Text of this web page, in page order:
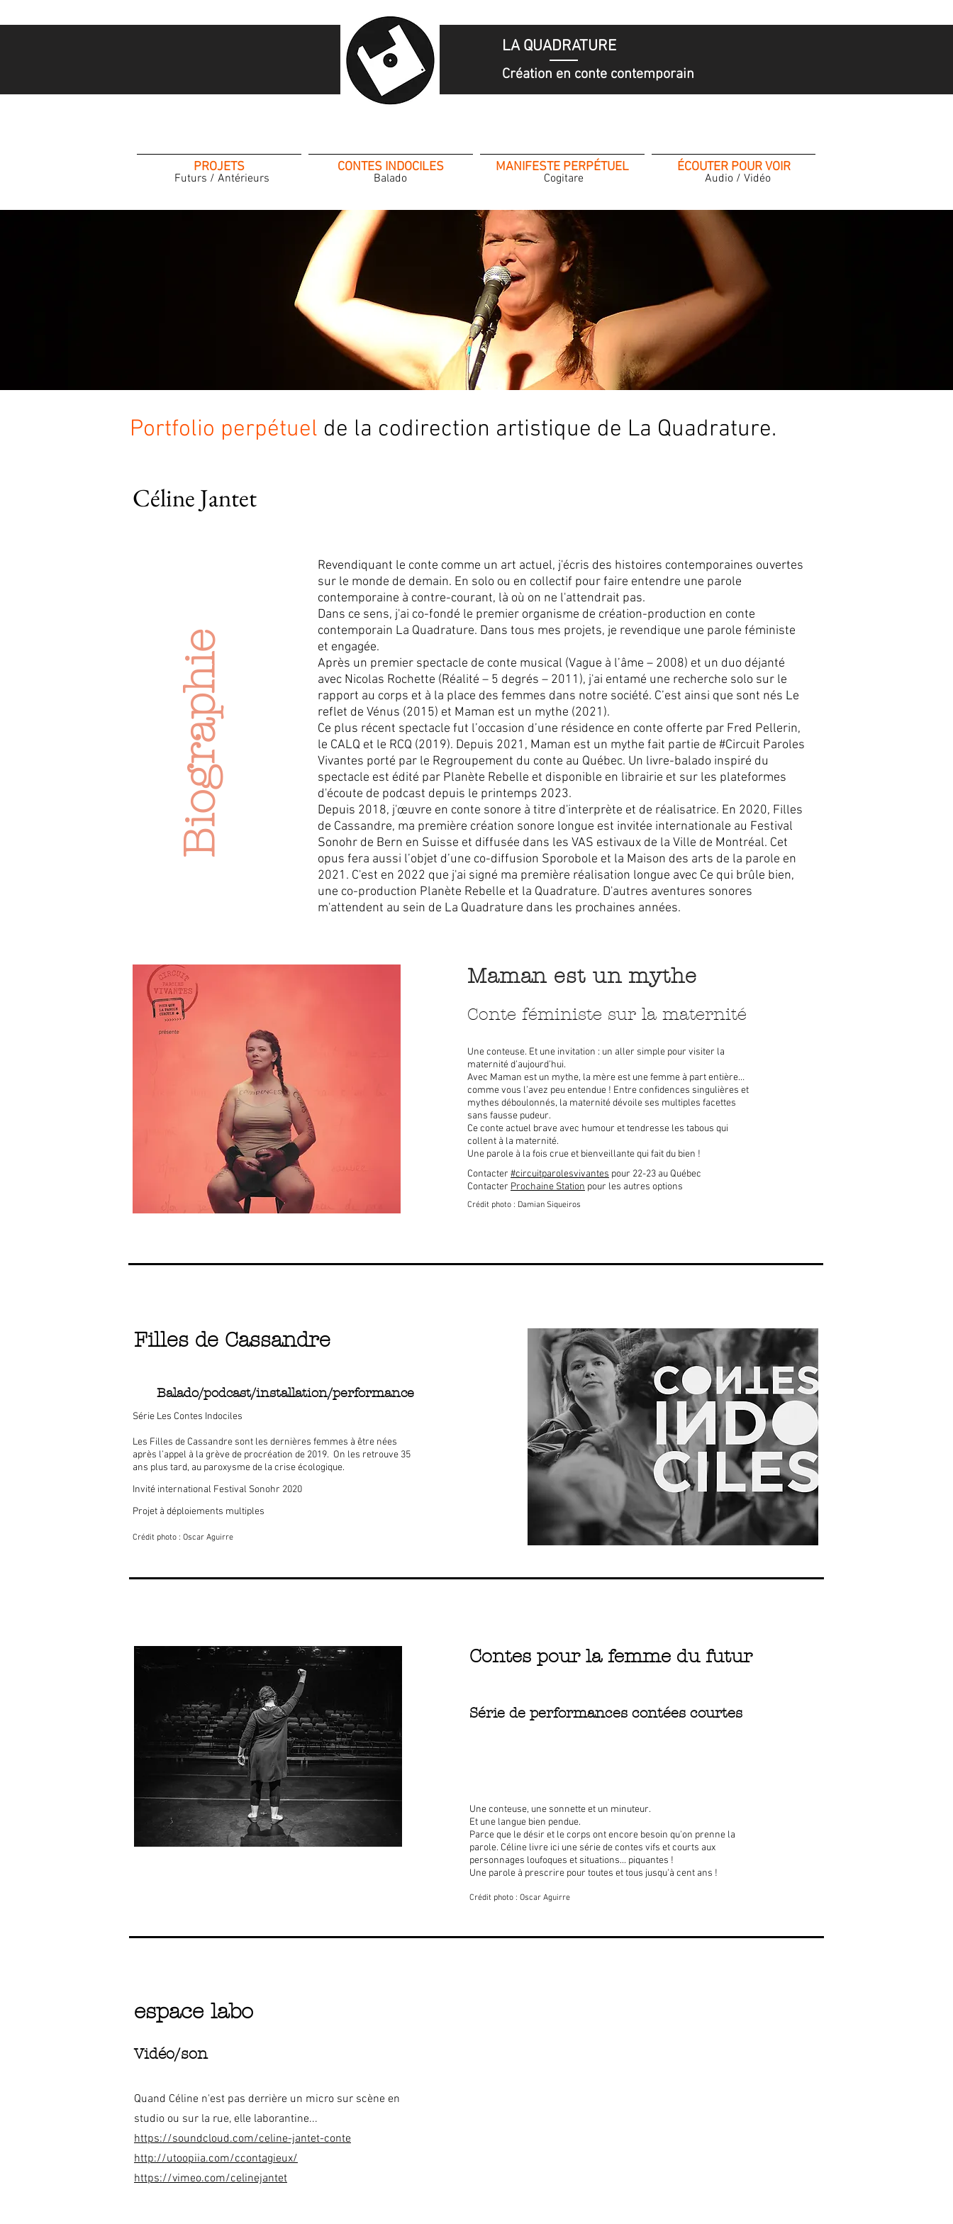
LA QUADRATURE
Création en conte contemporain
LA QUADRATURE
Création en conte contemporain
PROJETS CONTES INDOCILES MANIFESTE PERPÉTUEL ÉCOUTER POUR VOIR
Futurs / Antérieurs Balado Cogitare Audio / Vidéo
Portfolio perpétuel de la codirection artistique de La Quadrature.
Céline Jantet
Biographie
Revendiquant le conte comme un art actuel, j'écris des histoires contemporaines ouvertes
sur le monde de demain. En solo ou en collectif pour faire entendre une parole
contemporaine à contre-courant, là où on ne l'attendrait pas.
Dans ce sens, j'ai co-fondé le premier organisme de création-production en conte
contemporain La Quadrature. Dans tous mes projets, je revendique une parole féministe
et engagée.
Après un premier spectacle de conte musical (Vague à l’âme – 2008) et un duo déjanté
avec Nicolas Rochette (Réalité – 5 degrés – 2011), j'ai entamé une recherche solo sur le
rapport au corps et à la place des femmes dans notre société. C’est ainsi que sont nés Le
reflet de Vénus (2015) et Maman est un mythe (2021).
Ce plus récent spectacle fut l’occasion d’une résidence en conte offerte par Fred Pellerin,
le CALQ et le RCQ (2019). Depuis 2021, Maman est un mythe fait partie de #Circuit Paroles
Vivantes porté par le Regroupement du conte au Québec. Un livre-balado inspiré du
spectacle est édité par Planète Rebelle et disponible en librairie et sur les plateformes
d'écoute de podcast depuis le printemps 2023.
Depuis 2018, j'œuvre en conte sonore à titre d'interprète et de réalisatrice. En 2020, Filles
de Cassandre, ma première création sonore longue est invitée internationale au Festival
Sonohr de Bern en Suisse et diffusée dans les VAS estivaux de la Ville de Montréal. Cet
opus fera aussi l’objet d’une co-diffusion Sporobole et la Maison des arts de la parole en
2021. C'est en 2022 que j'ai signé ma première réalisation longue avec Ce qui brûle bien,
une co-production Planète Rebelle et la Quadrature. D'autres aventures sonores
m'attendent au sein de La Quadrature dans les prochaines années.
Maman est un mythe
Conte féministe sur la maternité
Une conteuse. Et une invitation : un aller simple pour visiter la
maternité d’aujourd’hui.
Avec Maman est un mythe, la mère est une femme à part entière…
comme vous l’avez peu entendue ! Entre confidences singulières et
mythes déboulonnés, la maternité dévoile ses multiples facettes
sans fausse pudeur.
Ce conte actuel brave avec humour et tendresse les tabous qui
collent à la maternité.
Une parole à la fois crue et bienveillante qui fait du bien !
Contacter #circuitparolesvivantes pour 22-23 au Québec
Contacter Prochaine Station pour les autres options
Crédit photo : Damian Siqueiros
Filles de Cassandre
Balado/podcast/installation/performance
Série Les Contes Indociles
Les Filles de Cassandre sont les dernières femmes à être nées
après l’appel à la grève de procréation de 2019. On les retrouve 35
ans plus tard, au paroxysme de la crise écologique.
Invité international Festival Sonohr 2020
Projet à déploiements multiples
Crédit photo : Oscar Aguirre
Contes pour la femme du futur
Série de performances contées courtes
Une conteuse, une sonnette et un minuteur.
Et une langue bien pendue.
Parce que le désir et le corps ont encore besoin qu'on prenne la
parole. Céline livre ici une série de contes vifs et courts aux
personnages loufoques et situations... piquantes !
Une parole à prescrire pour toutes et tous jusqu'à cent ans !
Crédit photo : Oscar Aguirre
espace labo
Vidéo/son
Quand Céline n'est pas derrière un micro sur scène en
studio ou sur la rue, elle laborantine...
https://soundcloud.com/celine-jantet-conte
http://utoopiia.com/ccontagieux/
https://vimeo.com/celinejantet